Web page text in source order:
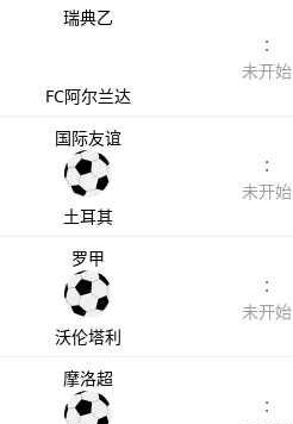
瑞典乙
FC阿尔兰达
:
未开始
国际友谊
土耳其
:
未开始
罗甲
沃伦塔利
:
未开始
摩洛超
: